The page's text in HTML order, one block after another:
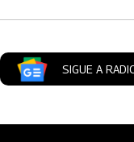
SIGUE A